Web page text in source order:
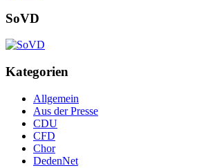
SoVD
Kategorien
Allgemein
Aus der Presse
CDU
CFD
Chor
DedenNet